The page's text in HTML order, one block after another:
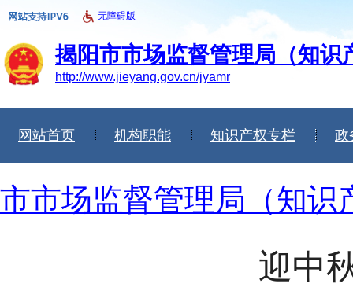
无障碍版
揭阳市市场监督管理局（知识
http://www.jieyang.gov.cn/jyamr
网站首页 机构职能 知识产权专栏 政
市市场监督管理局（知识
迎中